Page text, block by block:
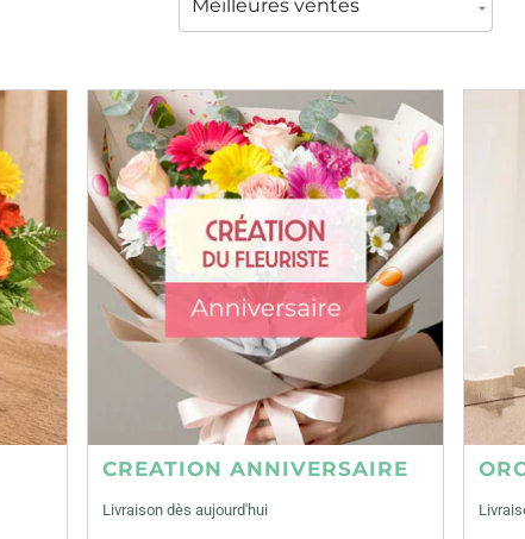
CREATION ANNIVERSAIRE
Livraison dès aujourd'hui